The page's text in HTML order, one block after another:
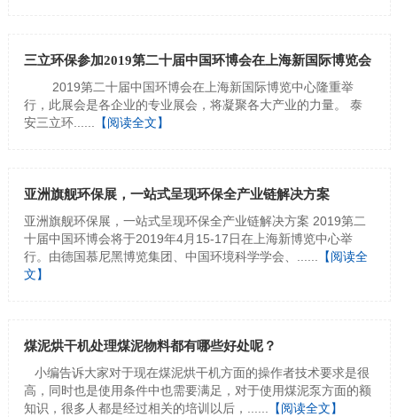
三立环保参加2019第二十届中国环博会在上海新国际博览会
2019第二十届中国环博会在上海新国际博览中心隆重举
行，此展会是各企业的专业展会，将凝聚各大产业的力量。 泰
安三立环...... 【阅读全文】
亚洲旗舰环保展，一站式呈现环保全产业链解决方案
亚洲旗舰环保展，一站式呈现环保全产业链解决方案 2019第二
十届中国环博会将于2019年4月15-17日在上海新博览中心举
行。由德国慕尼黑博览集团、中国环境科学学会、...... 【阅读全
文】
煤泥烘干机处理煤泥物料都有哪些好处呢？
小编告诉大家对于现在煤泥烘干机方面的操作者技术要求是很
高，同时也是使用条件中也需要满足，对于使用煤泥泵方面的额
知识，很多人都是经过相关的培训以后，...... 【阅读全文】